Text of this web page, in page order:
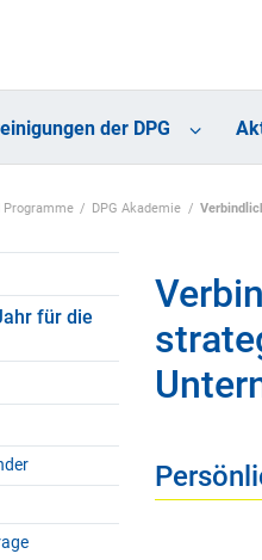
der DPG
DPG Akademie
für die